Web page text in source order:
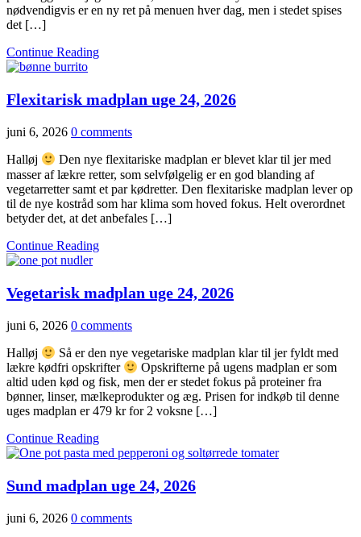
nødvendigvis er en ny ret på menuen hver dag, men i stedet spises
det […]
Continue Reading
Flexitarisk madplan uge 24, 2026
juni 6, 2026 0 comments
Halløj
Den nye flexitariske madplan er blevet klar til jer med
masser af lækre retter, som selvfølgelig er en god blanding af
vegetarretter samt et par kødretter. Den flexitariske madplan lever op
til de nye kostråd som har klima som hoved fokus. Helt overordnet
betyder det, at det anbefales […]
Continue Reading
Vegetarisk madplan uge 24, 2026
juni 6, 2026 0 comments
Halløj
Så er den nye vegetariske madplan klar til jer fyldt med
lækre kødfri opskrifter
Opskrifterne på ugens madplan er som
altid uden kød og fisk, men der er stedet fokus på proteiner fra
bønner, linser, mælkeprodukter og æg. Prisen for indkøb til denne
uges madplan er 479 kr for 2 voksne […]
Continue Reading
Sund madplan uge 24, 2026
juni 6, 2026 0 comments